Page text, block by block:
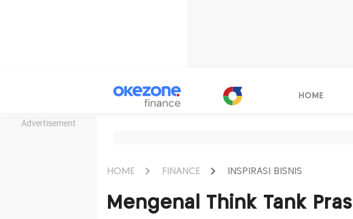
Advertisement
HOME
HOME FINANCE INSPIRASI BISNIS
Mengenal Think Tank